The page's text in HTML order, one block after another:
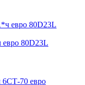
80D23L